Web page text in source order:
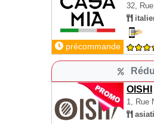
32,
précommande
OISHI
1, Rue